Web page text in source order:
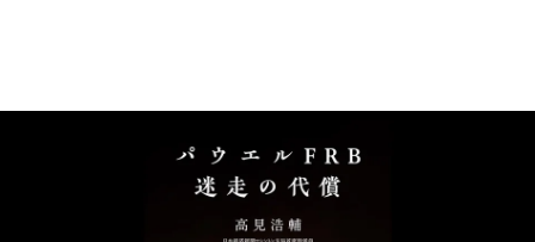
イベント・グッズ